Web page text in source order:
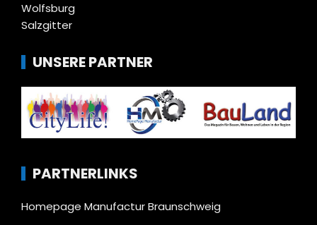
Wolfsburg
Salzgitter
UNSERE PARTNER
PARTNERLINKS
Homepage Manufactur Braunschweig